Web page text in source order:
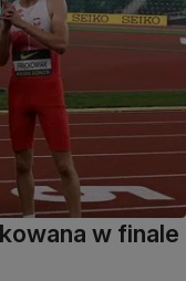
w finale